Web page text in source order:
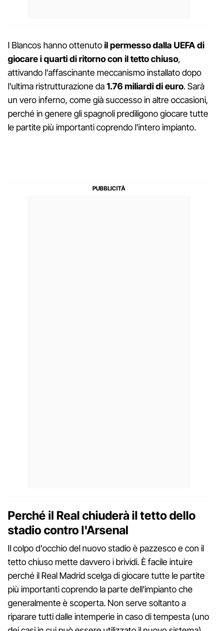
I Blancos hanno ottenutoil permesso dalla UEFA di
giocare i quarti di ritorno con il tetto chiuso,
attivando l'affascinante meccanismo installato dopo
l'ultima ristrutturazione da1.76 miliardi di euro. Sarà
un vero inferno, come già successo in altre occasioni,
perché in genere gli spagnoli prediligono giocare tutte
le partite più importanti coprendo l'intero impianto.
Perché il Real chiuderà il tetto dello
stadio contro l'Arsenal
Il colpo d'occhio del nuovo stadio è pazzesco e con il
tetto chiuso mette davvero i brividi. È facile intuire
perché il Real Madrid scelga di giocare tutte le partite
più importanti coprendo la parte dell'impianto che
generalmente è scoperta. Non serve soltanto a
riparare tutti dalle intemperie in caso di tempesta (uno